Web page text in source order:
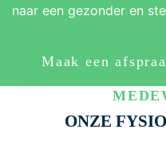
naar een gezonder en
Maak een
ONZE